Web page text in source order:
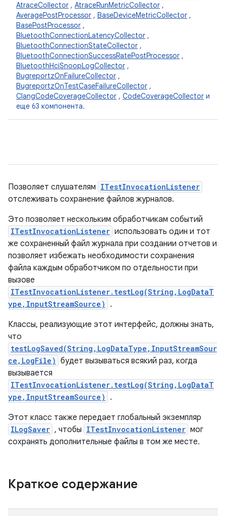
AtraceCollector , AtraceRunMetricCollector ,
AveragePostProcessor , BaseDeviceMetricCollector ,
BasePostProcessor ,
BluetoothConnectionLatencyCollector ,
BluetoothConnectionStateCollector ,
BluetoothConnectionSuccessRatePostProcessor ,
BluetoothHciSnoopLogCollector ,
BugreportzOnFailureCollector ,
BugreportzOnTestCaseFailureCollector ,
ClangCodeCoverageCollector , CodeCoverageCollector и
еще 63 компонента.
Позволяет слушателям ITestInvocationListener
отслеживать сохранение файлов журналов.
Это позволяет нескольким обработчикам событий
ITestInvocationListener использовать один и тот
же сохраненный файл журнала при создании отчетов и
позволяет избежать необходимости сохранения
файла каждым обработчиком по отдельности при
вызове
ITestInvocationListener.testLog(String,LogDataT
ype,InputStreamSource)
.
Классы, реализующие этот интерфейс, должны знать,
что
testLogSaved(String,LogDataType,InputStreamSour
ce,LogFile) будет вызываться всякий раз, когда
вызывается
ITestInvocationListener.testLog(String,LogDataT
ype,InputStreamSource)
.
Этот класс также передает глобальный экземпляр
ILogSaver , чтобы ITestInvocationListener мог
сохранять дополнительные файлы в том же месте.
Краткое содержание